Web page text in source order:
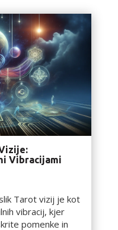
Vibracijami
Tarot vizij je kot
vibracij, kjer
pomenke in